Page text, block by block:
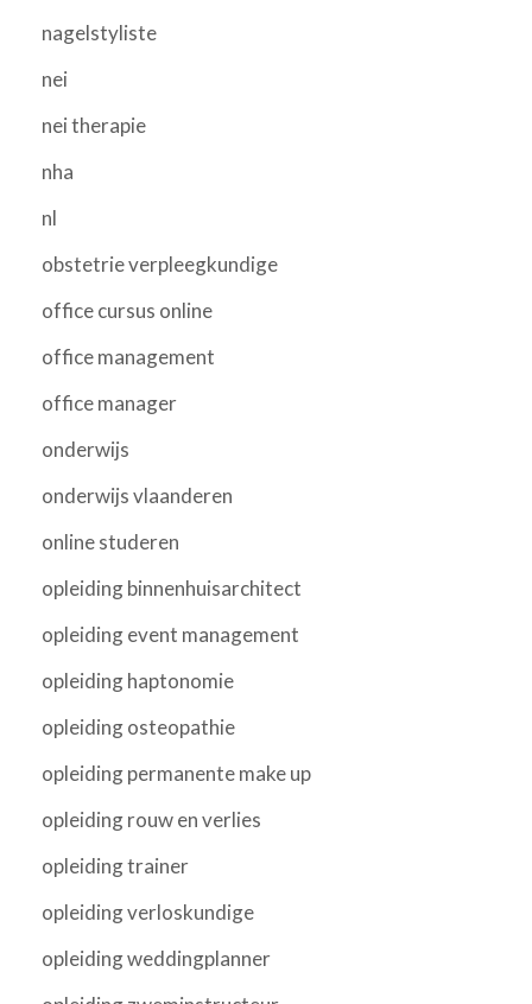
nagelstyliste
nei
nei therapie
nha
nl
obstetrie verpleegkundige
office cursus online
office management
office manager
onderwijs
onderwijs vlaanderen
online studeren
opleiding binnenhuisarchitect
opleiding event management
opleiding haptonomie
opleiding osteopathie
opleiding permanente make up
opleiding rouw en verlies
opleiding trainer
opleiding verloskundige
opleiding weddingplanner